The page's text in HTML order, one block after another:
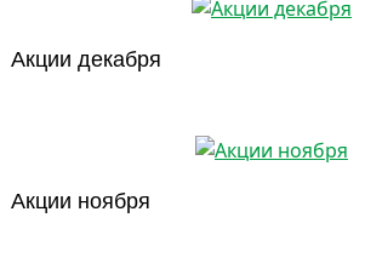
Акции декабря
Акции ноября